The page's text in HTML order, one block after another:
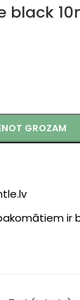
black
GROZAM
ir